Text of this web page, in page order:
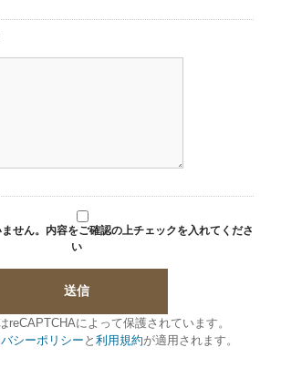
せん。内容をご確認の上チェックを入れてくださ
い
reCAPTCHAによって保護されています。
シーポリシーと 利用規約が適用されます。